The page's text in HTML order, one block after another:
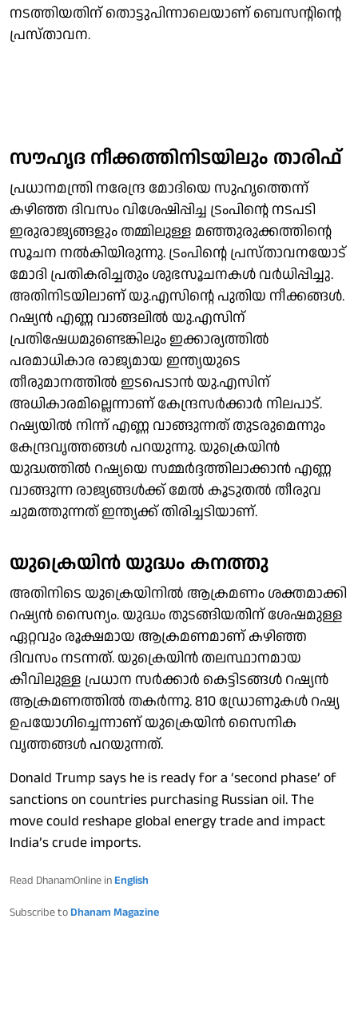
നടത്തിയതിന് തൊട്ടുപിന്നാലെയാണ് ബെസന്റിന്റെ
പ്രസ്താവന.
സൗഹൃദ നീക്കത്തിനിടയിലും താരിഫ്
പ്രധാനമന്ത്രി നരേന്ദ്ര മോദിയെ സുഹൃത്തെന്ന്
കഴിഞ്ഞ ദിവസം വിശേഷിപ്പിച്ച ട്രംപിന്റെ നടപടി
ഇരുരാജ്യങ്ങളും തമ്മിലുള്ള മഞ്ഞുരുക്കത്തിന്റെ
സൂചന നല്‍കിയിരുന്നു. ട്രംപിന്റെ പ്രസ്താവനയോട്
മോദി പ്രതികരിച്ചതും ശുഭസൂചനകള്‍ വര്‍ധിപ്പിച്ചു.
അതിനിടയിലാണ് യു.എസിന്റെ പുതിയ നീക്കങ്ങള്‍.
റഷ്യന്‍ എണ്ണ വാങ്ങലില്‍ യു.എസിന്
പ്രതിഷേധമുണ്ടെങ്കിലും ഇക്കാര്യത്തില്‍
പരമാധികാര രാജ്യമായ ഇന്ത്യയുടെ
തീരുമാനത്തില്‍ ഇടപെടാന്‍ യു.എസിന്
അധികാരമില്ലെന്നാണ് കേന്ദ്രസര്‍ക്കാര്‍ നിലപാട്.
റഷ്യയില്‍ നിന്ന് എണ്ണ വാങ്ങുന്നത് തുടരുമെന്നും
കേന്ദ്രവൃത്തങ്ങള്‍ പറയുന്നു. യുക്രെയിന്‍
യുദ്ധത്തില്‍ റഷ്യയെ സമ്മര്‍ദ്ദത്തിലാക്കാന്‍ എണ്ണ
വാങ്ങുന്ന രാജ്യങ്ങള്‍ക്ക് മേല്‍ കൂടുതല്‍ തീരുവ
ചുമത്തുന്നത് ഇന്ത്യക്ക് തിരിച്ചടിയാണ്.
യുക്രെയിന്‍ യുദ്ധം കനത്തു
അതിനിടെ യുക്രെയിനില്‍ ആക്രമണം ശക്തമാക്കി
റഷ്യന്‍ സൈന്യം. യുദ്ധം തുടങ്ങിയതിന് ശേഷമുള്ള
ഏറ്റവും രൂക്ഷമായ ആക്രമണമാണ് കഴിഞ്ഞ
ദിവസം നടന്നത്. യുക്രെയിന്‍ തലസ്ഥാനമായ
കീവിലുള്ള പ്രധാന സര്‍ക്കാര്‍ കെട്ടിടങ്ങള്‍ റഷ്യന്‍
ആക്രമണത്തില്‍ തകര്‍ന്നു. 810 ഡ്രോണുകള്‍ റഷ്യ
ഉപയോഗിച്ചെന്നാണ് യുക്രെയിന്‍ സൈനിക
വൃത്തങ്ങള്‍ പറയുന്നത്.
Donald Trump says he is ready for a ‘second phase’ of
sanctions on countries purchasing Russian oil. The
move could reshape global energy trade and impact
India’s crude imports.
Read DhanamOnline in English
Subscribe to Dhanam Magazine